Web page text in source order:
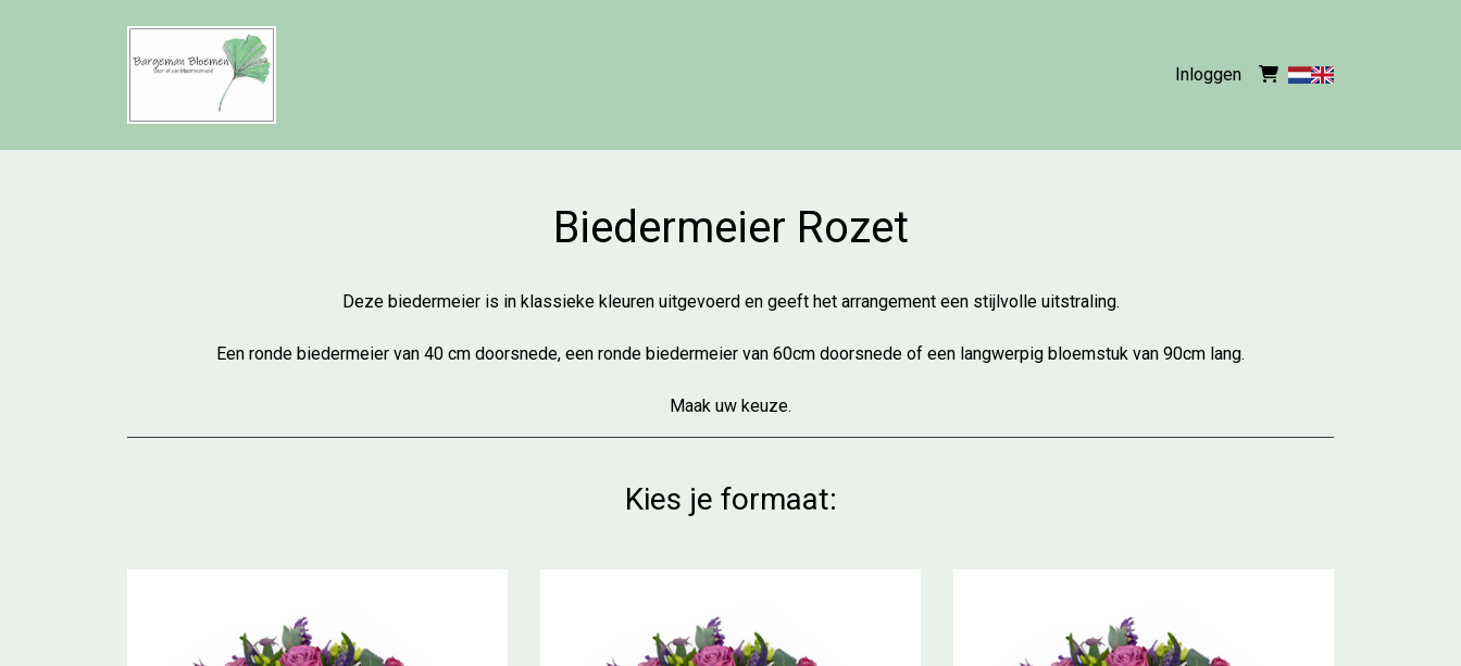
Inloggen
Biedermeier Rozet
Deze biedermeier is in klassieke kleuren uitgevoerd en geeft het arrangement een stijlvolle uitstraling.
Een ronde biedermeier van 40 cm doorsnede, een ronde biedermeier van 60cm doorsnede of een langwerpig bloemstuk van 90cm lang.
Maak uw keuze.
Kies je formaat: